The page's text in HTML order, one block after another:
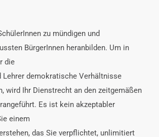
zu mündigen und
BürgerInnen heranbilden. Um in
die
Lehrer demokratische Verhältnisse
wird Ihr Dienstrecht an den zeitgemäßen
Es ist kein akzeptabler
einem
das Sie verpflichtet, unlimitiert